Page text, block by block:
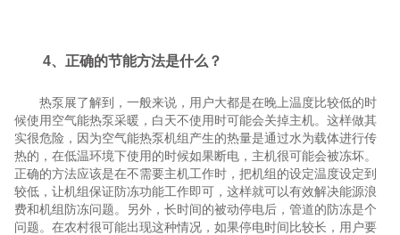
4、正确的节能方法是什么？
热泵展了解到，一般来说，用户大都是在晚上温度比较低的时
候使用空气能热泵采暖，白天不使用时可能会关掉主机。这样做其
实很危险，因为空气能热泵机组产生的热量是通过水为载体进行传
热的，在低温环境下使用的时候如果断电，主机很可能会被冻坏。
正确的方法应该是在不需要主机工作时，把机组的设定温度设定到
较低，让机组保证防冻功能工作即可，这样就可以有效解决能源浪
费和机组防冻问题。另外，长时间的被动停电后，管道的防冻是个
问题。在农村很可能出现这种情况，如果停电时间比较长，用户要